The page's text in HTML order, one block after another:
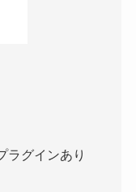
ラグインあり